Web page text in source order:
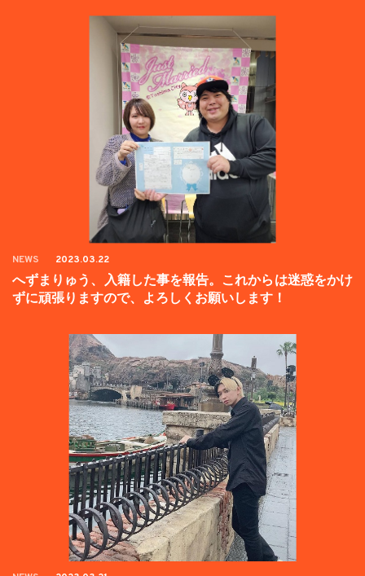
NEWS 2023.03.22
へずまりゅう、入籍した事を報告。これからは迷惑をかけ
ずに頑張りますので、よろしくお願いします！